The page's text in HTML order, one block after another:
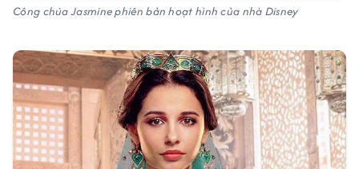
Công chúa Jasmine phiên bản hoạt hình của nhà Disney